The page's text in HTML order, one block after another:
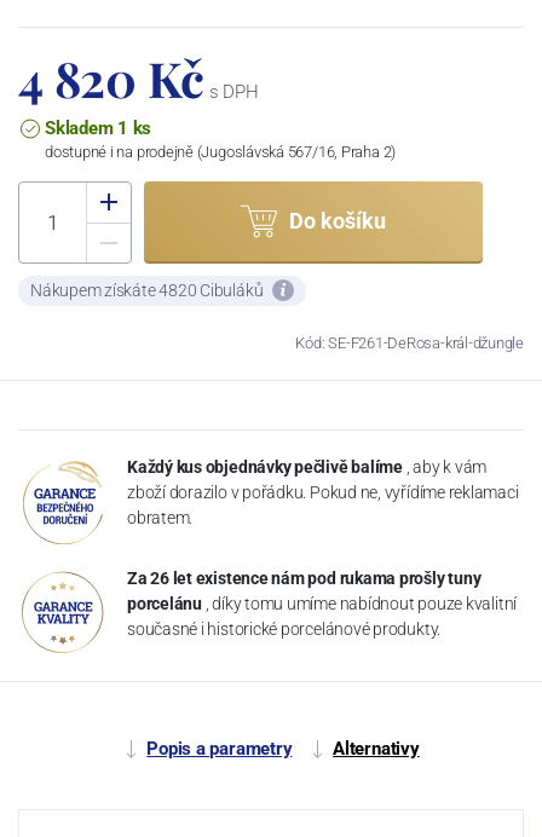
4 820 Kč s DPH
Skladem 1 ks
dostupné i na prodejně (Jugoslávská 567/16, Praha 2)
Do košíku
Nákupem získáte 4820 Cibuláků
Kód: SE-F261-DeRosa-král-džungle
Každý kus objednávky pečlivě balíme , aby k vám
zboží dorazilo v pořádku. Pokud ne, vyřídíme reklamaci
obratem.
Za 26 let existence nám pod rukama prošly tuny
porcelánu , díky tomu umíme nabídnout pouze kvalitní
současné i historické porcelánové produkty.
Popis a parametry Alternativy